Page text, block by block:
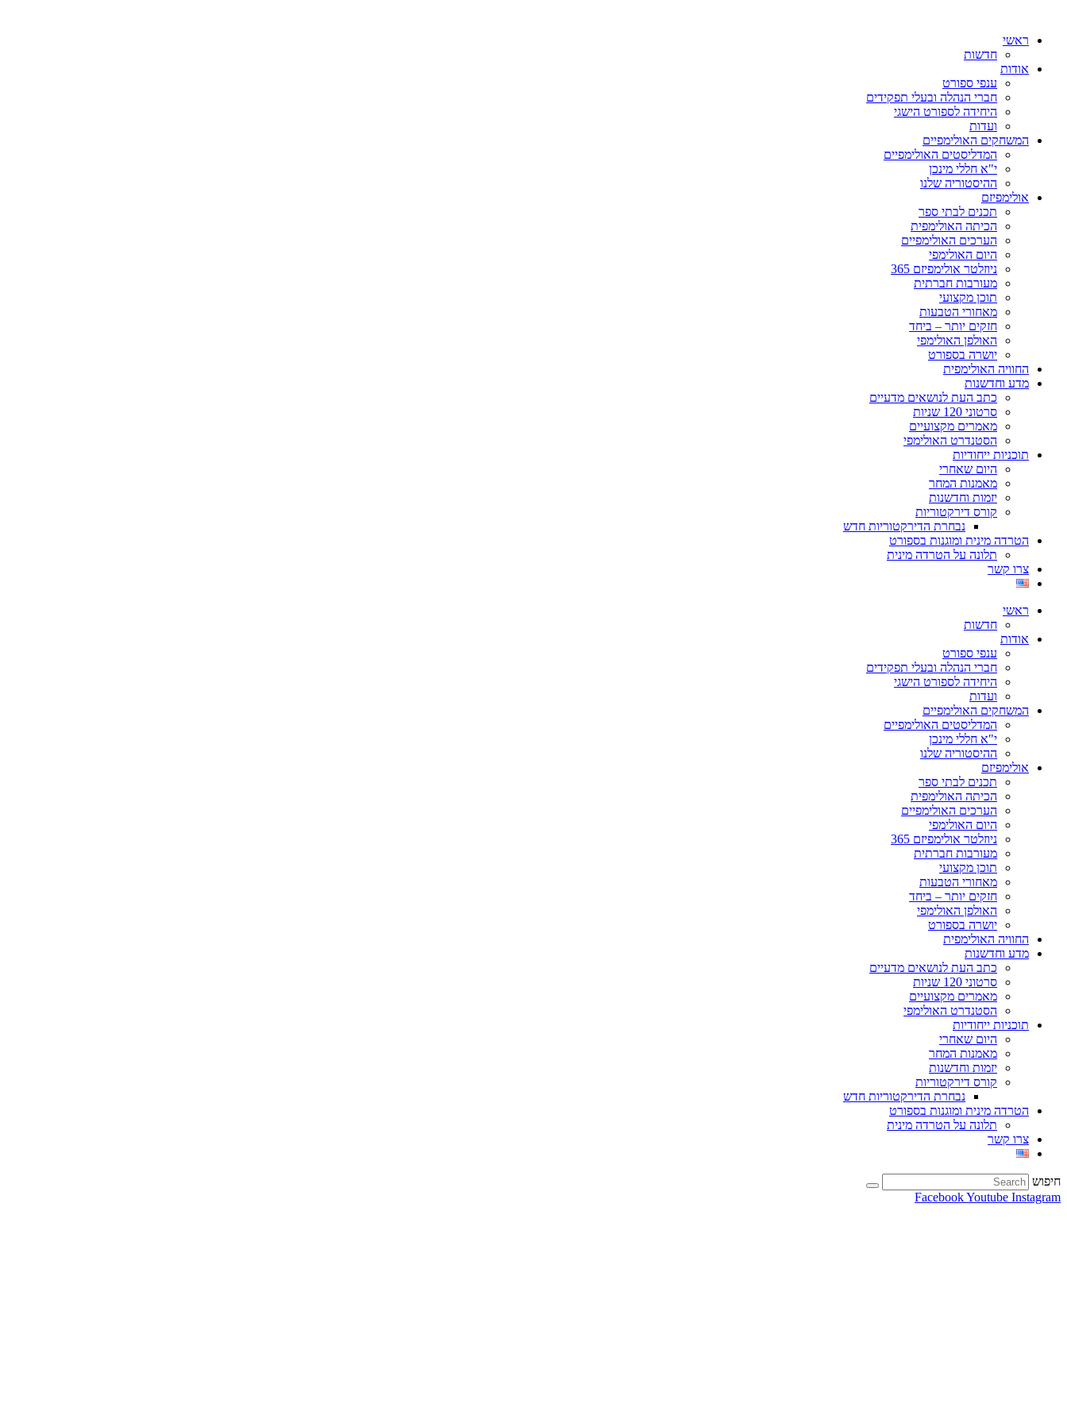
ראשי
חדשות
אודות
ענפי ספורט
חברי הנהלה ובעלי תפקידים
היחידה לספורט הישגי
ועדות
המשחקים האולימפיים
המדליסטים האולימפיים
י"א חללי מינכן
ההיסטוריה שלנו
אולימפיזם
תכנים לבתי ספר
הכיתה האולימפית
הערכים האולימפיים
היום האולימפי
ניוזלטר אולימפיזם 365
מעורבות חברתית
תוכן מקצועי
מאחורי הטבעות
חזקים יותר – ביחד
האולפן האולימפי
יושרה בספורט
החוויה האולימפית
מדע וחדשנות
כתב העת לנושאים מדעיים
סרטוני 120 שניות
מאמרים מקצועיים
הסטנדרט האולימפי
תוכניות ייחודיות
היום שאחרי
מאמנות המחר
יזמות וחדשנות
קורס דירקטוריות
נבחרת הדירקטוריות חדש
הטרדה מינית ומוגנות בספורט
תלונה על הטרדה מינית
צרו קשר
ראשי
חדשות
אודות
ענפי ספורט
חברי הנהלה ובעלי תפקידים
היחידה לספורט הישגי
ועדות
המשחקים האולימפיים
המדליסטים האולימפיים
י"א חללי מינכן
ההיסטוריה שלנו
אולימפיזם
תכנים לבתי ספר
הכיתה האולימפית
הערכים האולימפיים
היום האולימפי
ניוזלטר אולימפיזם 365
מעורבות חברתית
תוכן מקצועי
מאחורי הטבעות
חזקים יותר – ביחד
האולפן האולימפי
יושרה בספורט
החוויה האולימפית
מדע וחדשנות
כתב העת לנושאים מדעיים
סרטוני 120 שניות
מאמרים מקצועיים
הסטנדרט האולימפי
תוכניות ייחודיות
היום שאחרי
מאמנות המחר
יזמות וחדשנות
קורס דירקטוריות
נבחרת הדירקטוריות חדש
הטרדה מינית ומוגנות בספורט
תלונה על הטרדה מינית
צרו קשר
חיפוש
FacebookYoutube Instagram